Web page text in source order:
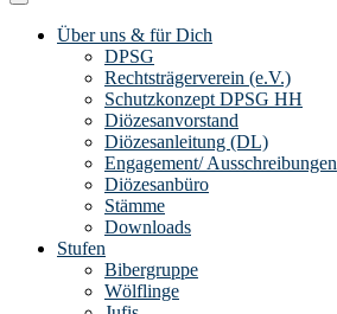
Über uns & für Dich
DPSG
Rechtsträgerverein (e.V.)
Schutzkonzept DPSG HH
Diözesanvorstand
Diözesanleitung (DL)
Engagement/ Ausschreibungen
Diözesanbüro
Stämme
Downloads
Stufen
Bibergruppe
Wölflinge